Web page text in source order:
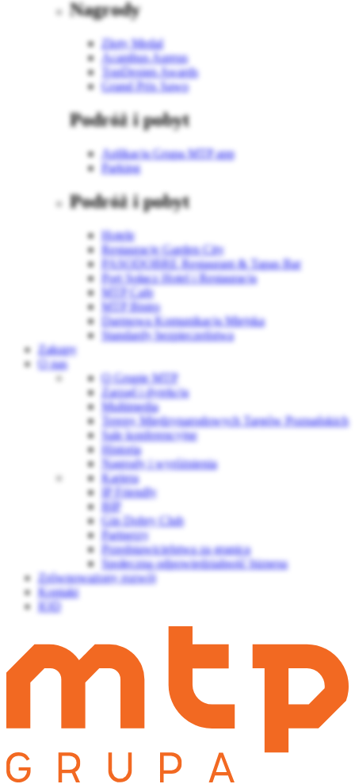
Nagrody
Złoty Medal
Acanthus Aureus
TopDesign Awards
Grand Prix Sawo
Podróż i pobyt
Aplikacja Grupa MTP app
Parking
Podróż i pobyt
Hotele
Restauracje Garden City
PASODOBRE Restaurant & Tapas Bar
Port Sołacz Hotel i Restauracja
MTP Cafe
MTP Bistro
Darmowa Komunikacja Miejska
Standardy bezpieczeństwa
Zakupy
O nas
O Grupie MTP
Zarząd i dyrekcja
Multimedia
Tereny Międzynarodowych Targów Poznańskich
Sale konferencyjne
Historia
Nagrody i wyróżnienia
Kariera
IP Friendly
BIP
Gin Dobry Club
Partnerzy
Przedstawicielstwa za granicą
Społeczna odpowiedzialność biznesu
Zrównoważony rozwój
Kontakt
IOD